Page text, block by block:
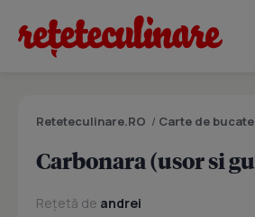
Reteteculinare.RO / Carte de bucate
Carbonara (usor si
Rețetă de andrei